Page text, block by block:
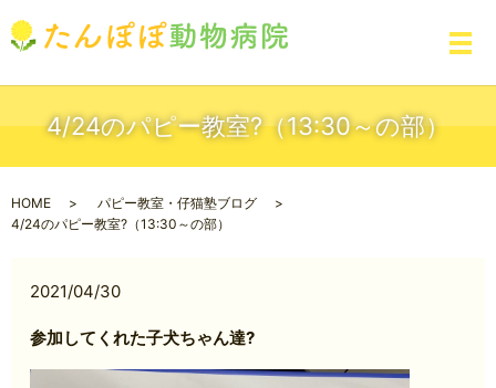
メ
4/24のパピー教室?（13:30～の部）
HOME
パピー教室・仔猫塾ブログ
4/24のパピー教室?（13:30～の部）
2021/04/30
参加してくれた子犬ちゃん達?